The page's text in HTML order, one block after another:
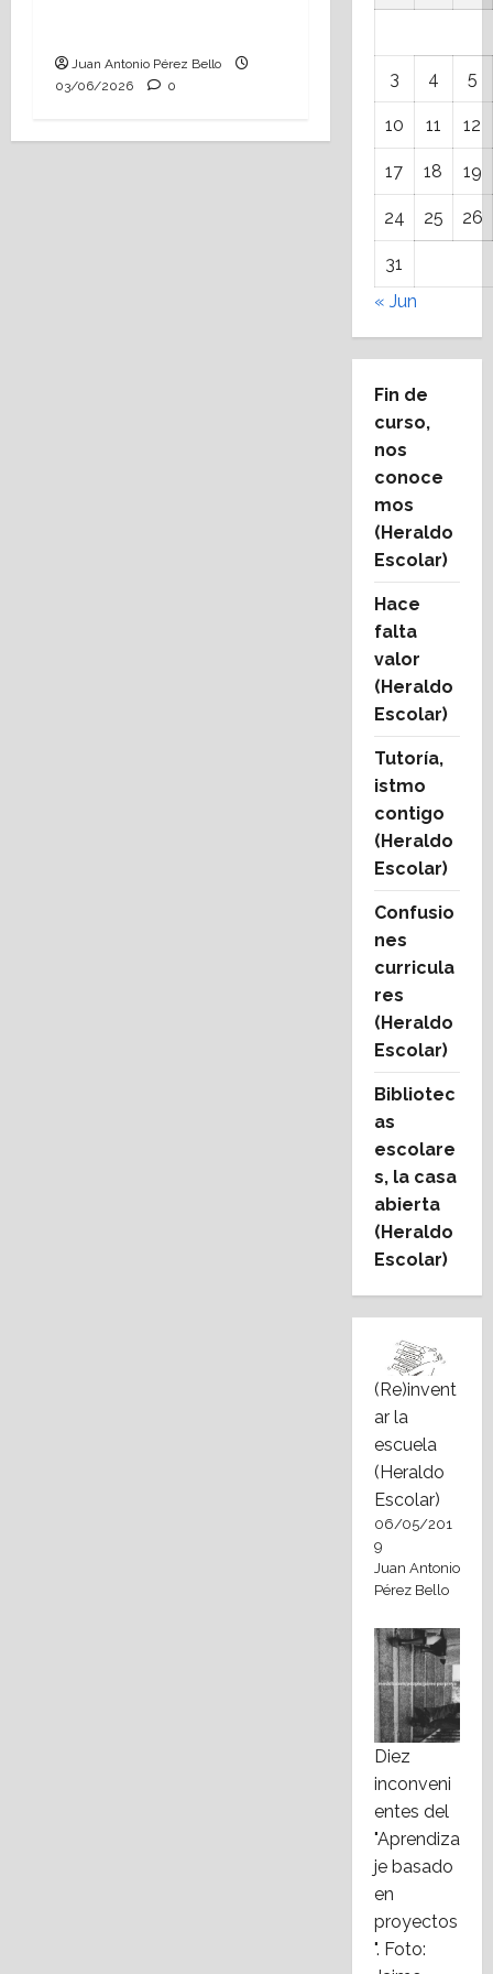
Juan Antonio Pérez Bello
03/06/2026
0 3 4 5
10 11 12
17 18 19
24 25 26
31
« Jun
Fin de
curso,
nos
conoce
mos
(Heraldo
Escolar)
Hace
falta
valor
(Heraldo
Escolar)
Tutoría,
istmo
contigo
(Heraldo
Escolar)
Confusio
nes
curricula
res
(Heraldo
Escolar)
Bibliotec
as
escolare
s, la casa
abierta
(Heraldo
Escolar)
(Re)invent
ar la
escuela
(Heraldo
Escolar)
06/05/201
9
Juan Antonio
Pérez Bello
Diez
inconveni
entes del
"Aprendiza
je basado
en
proyectos
". Foto: